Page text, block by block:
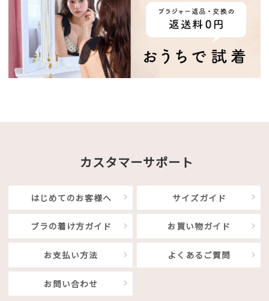
カスタマーサポート
はじめてのお客様へ サイズガイド
ブラの着け方ガイド お買い物ガイド
お支払い方法 よくあるご質問
お問い合わせ